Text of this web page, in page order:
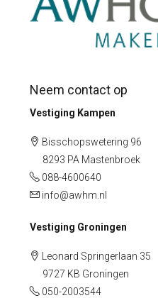
Neem contact op
Vestiging Kampen
Bisschopswetering 96
8293 PA Mastenbroek
088-4600640
info@awhm.nl
Vestiging Groningen
Leonard Springerlaan 35
9727 KB Groningen
050-2003544